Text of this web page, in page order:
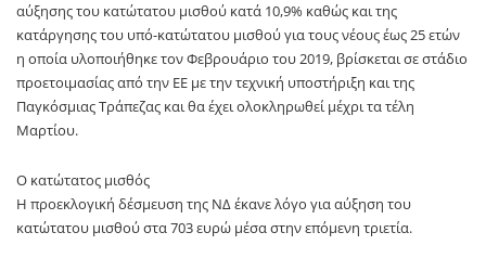
αύξησης του κατώτατου μισθού κατά 10,9% καθώς και της
κατάργησης του υπό-κατώτατου μισθού για τους νέους έως 25 ετών
η οποία υλοποιήθηκε τον Φεβρουάριο του 2019, βρίσκεται σε στάδιο
προετοιμασίας από την ΕΕ με την τεχνική υποστήριξη και της
Παγκόσμιας Τράπεζας και θα έχει ολοκληρωθεί μέχρι τα τέλη
Μαρτίου.
Ο κατώτατος μισθός
Η προεκλογική δέσμευση της ΝΔ έκανε λόγο για αύξηση του
κατώτατου μισθού στα 703 ευρώ μέσα στην επόμενη τριετία.